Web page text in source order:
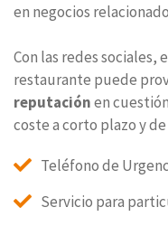
en negocios
Con las redes sociales,
restaurante puede
reputaciónen
coste a corto plazo y
Teléfono de
Servicio para